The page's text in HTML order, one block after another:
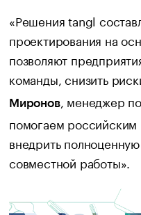
«Решения tangl
проектирования на
позволяют
команды, снизить
Миронов, менеджер
помогаем российским
внедрить
совместной работы».